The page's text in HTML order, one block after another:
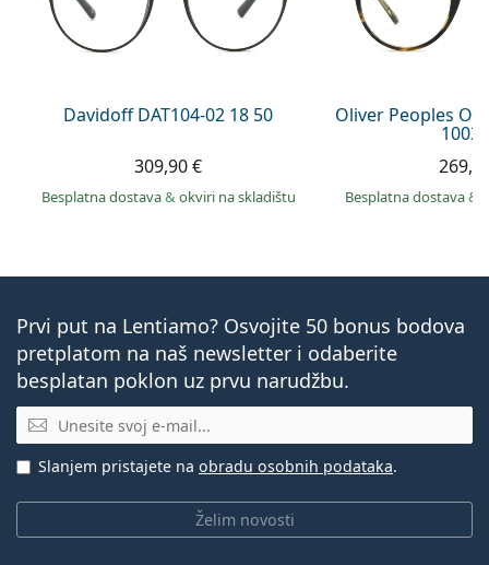
Davidoff DAT104-02 18 50
309,90 €
Besplatna dostava& okviri na skladištu
Oliver Peoples
1003
Besplatna dostava&
Prvi put na Lentiamo? Osvojite 50 bonus bodova
pretplatom na naš newsletter i odaberite
besplatan poklon uz prvu narudžbu.
E-mail
Želim novosti
Slanjem pristajete na obradu osobnih podataka.